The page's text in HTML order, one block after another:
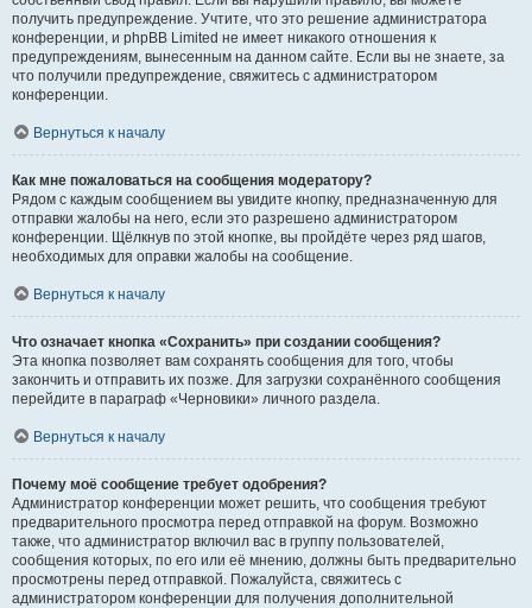
получить предупреждение. Учтите, что это решение администратора
конференции, и phpBB Limited не имеет никакого отношения к
предупреждениям, вынесенным на данном сайте. Если вы не знаете, за
что получили предупреждение, свяжитесь с администратором
конференции.
Вернуться к началу
Как мне пожаловаться на сообщения модератору?
Рядом с каждым сообщением вы увидите кнопку, предназначенную для
отправки жалобы на него, если это разрешено администратором
конференции. Щёлкнув по этой кнопке, вы пройдёте через ряд шагов,
необходимых для оправки жалобы на сообщение.
Вернуться к началу
Что означает кнопка «Сохранить» при создании сообщения?
Эта кнопка позволяет вам сохранять сообщения для того, чтобы
закончить и отправить их позже. Для загрузки сохранённого сообщения
перейдите в параграф «Черновики» личного раздела.
Вернуться к началу
Почему моё сообщение требует одобрения?
Администратор конференции может решить, что сообщения требуют
предварительного просмотра перед отправкой на форум. Возможно
также, что администратор включил вас в группу пользователей,
сообщения которых, по его или её мнению, должны быть предварительно
просмотрены перед отправкой. Пожалуйста, свяжитесь с
администратором конференции для получения дополнительной